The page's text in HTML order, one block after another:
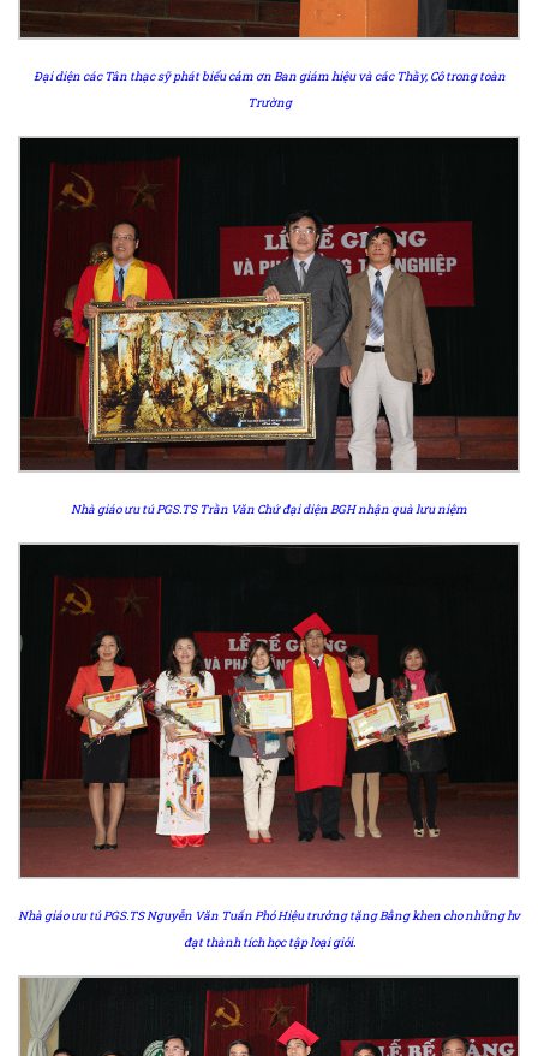
Đại diện các Tân thạc sỹ phát biểu cảm ơn Ban giám hiệu và các Thầy, Cô trong toàn
Trường
Nhà giáo ưu tú PGS.TS Trần Văn Chứ đại diện BGH nhận quà lưu niệm
Nhà giáo ưu tú PGS.TS Nguyễn Văn Tuấn Phó Hiệu trưởng tặng Bằng khen cho những hv
đạt thành tích học tập loại giỏi.